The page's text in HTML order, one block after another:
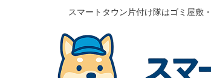
スマートタウン片付け隊はゴミ屋敷